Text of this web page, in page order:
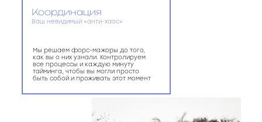
Координация
Ваш невидимый «анти-хаос»
Мы решаем форс-мажоры до того,
как вы о них узнали. Контролируем
все процессы и каждую минуту
тайминга, чтобы вы могли просто
быть собой и проживать этот момент